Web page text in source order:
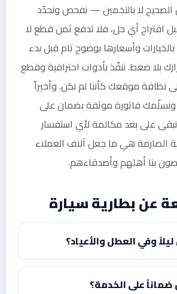
الصحيح لا بالتخمين — نفحص ونحدّد
اقتراح أي حل، فلا تدفع ثمن قطع لا
وأسعارها بوضوح تام قبل بدء
بلا ضغط. ننفّذ بأدوات احترافية وقطع
نظافة موقعك كأننا لم نكن. وأخيراً
ونسلّمك فاتورة موثقة بضمان على
على بعد مكالمة لأي استفسار
الصارمة هي ما جعل آلاف العملاء
بنا أهلهم وأصدقاءهم.
عن بطارية سيارة
وفي العطل والأعياد؟
على الخدمة؟